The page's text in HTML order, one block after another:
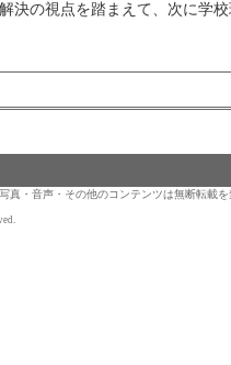
決の視点を踏まえて、次に学
・音声・その他のコンテンツは無断転載を